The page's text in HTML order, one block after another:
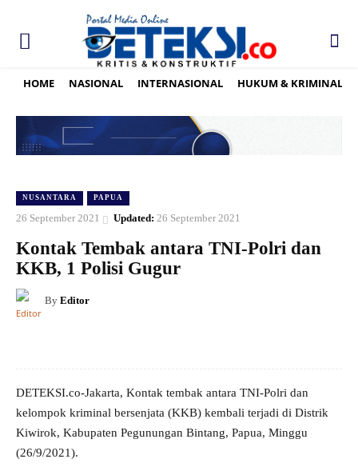
HOME NASIONAL INTERNASIONAL HUKUM & KRIMINAL
NUSANTARA PAPUA
26 September 2021 Updated: 26 September 2021
Kontak Tembak antara TNI-Polri dan
KKB, 1 Polisi Gugur
By Editor
DETEKSI.co-Jakarta, Kontak tembak antara TNI-Polri dan
kelompok kriminal bersenjata (KKB) kembali terjadi di Distrik
Kiwirok, Kabupaten Pegunungan Bintang, Papua, Minggu
(26/9/2021).